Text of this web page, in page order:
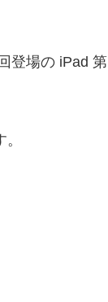
登場の iPad 第